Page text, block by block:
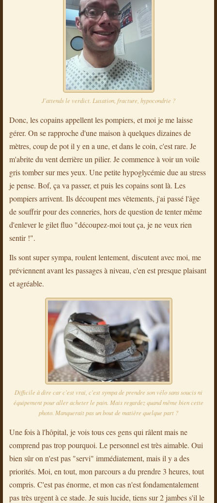
J'attends le verdict. Luxation, fracture, hypocondrie ?
Donc, les copains appellent les pompiers, et moi je me laisse
gérer. On se rapproche d'une maison à quelques dizaines de
mètres, coup de pot il y en a une, et dans le coin, c'est rare. Je
m'abrite du vent derrière un pilier. Je commence à voir un voile
gris tomber sur mes yeux. Une petite hypoglycémie due au stress
je pense. Bof, ça va passer, et puis les copains sont là. Les
pompiers arrivent. Ils découpent mes vêtements, j'ai passé l'âge
de souffrir pour des conneries, hors de question de tenter même
d'enlever le gilet fluo "découpez-moi tout ça, je ne veux rien
sentir !".
Ils sont super sympa, roulent lentement, discutent avec moi, me
préviennent avant les passages à niveau, c'en est presque plaisant
et agréable.
Difficile à dire car c'est vrai, c'est sympa de prendre son vélo sans soucis ni
équipement pour aller acheter le pain. Mais regardez quand même bien cette
photo. Manquerait pas un bout de matière quelque part ?
Une fois à l'hôpital, je vois tous ces gens qui râlent mais ne
comprend pas trop pourquoi. Le personnel est très aimable. Oui
bien sûr on n'est pas "servi" immédiatement, mais il y a des
priorités. Moi, en tout, mon parcours a du prendre 3 heures, tout
compris. C'est pas énorme, et mon cas n'est fondamentalement
pas très urgent à ce stade. Je suis lucide, tiens sur 2 jambes s'il le